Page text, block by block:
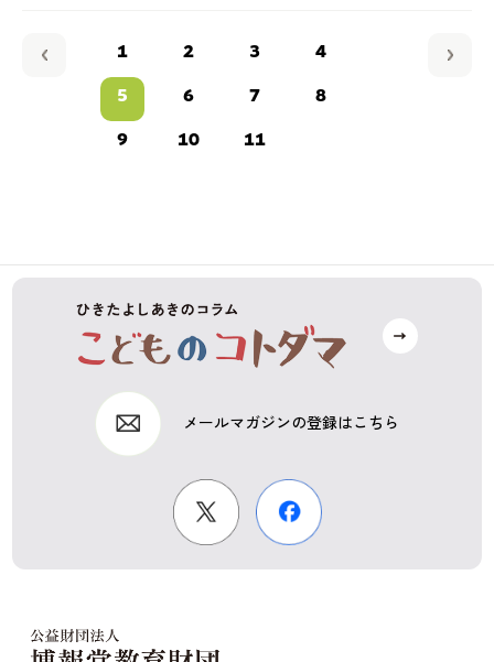
1 2 3
4
5
6 7
8
9
10 11
メールマガジンの登録はこちら